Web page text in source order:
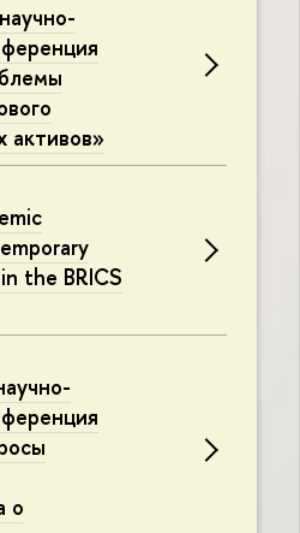
активов»
the BRICS
о